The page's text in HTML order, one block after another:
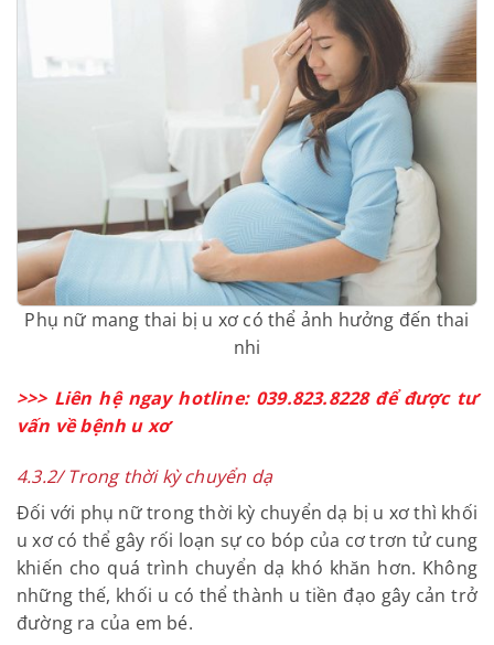
thai. Do khoang tử cung có hình dạng bất thường,
thai nhi có thể không xoay được về ngôi thuận để
mẹ sinh thường theo đường âm đạo.
Phụ nữ mang thai bị u xơ có thể ảnh hưởng đến thai
nhi
>>> Liên hệ ngay hotline: 039.823.8228 để được
tư vấn về bệnh u xơ
4.3.2/ Trong thời kỳ chuyển dạ